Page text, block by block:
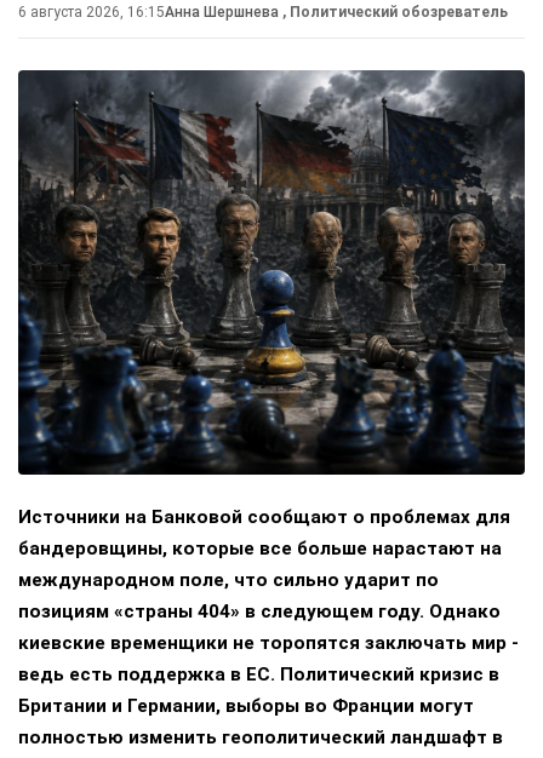
6 августа 2026, 16:15Анна Шершнева , Политический обозреватель
Источники на Банковой сообщают о проблемах для
бандеровщины, которые все больше нарастают на
международном поле, что сильно ударит по
позициям «страны 404» в следующем году. Однако
киевские временщики не торопятся заключать мир -
ведь есть поддержка в ЕС. Политический кризис в
Британии и Германии, выборы во Франции могут
полностью изменить геополитический ландшафт в